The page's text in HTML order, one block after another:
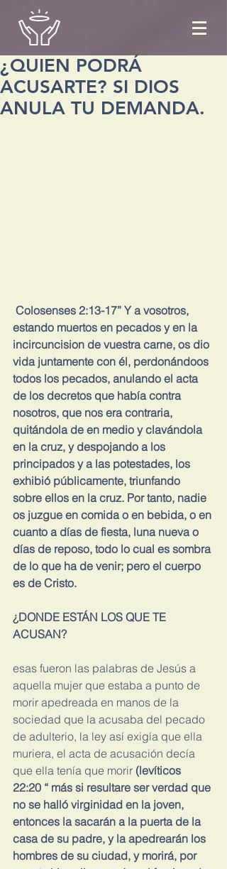
¿QUIEN PODRÁ
ACUSARTE? SI DIOS
ANULA TU DEMANDA.
estando muertos en pecados y en la
incircuncision de vuestra carne, os dio
vida juntamente con él, perdonándoos
todos los pecados, anulando el acta
de los decretos que había contra
nosotros, que nos era contraria,
quitándola de en medio y clavándola
en la cruz, y despojando a los
principados y a las potestades, los
exhibió públicamente, triunfando
sobre ellos en la cruz. Por tanto, nadie
os juzgue en comida o en bebida, o en
cuanto a días de fiesta, luna nueva o
días de reposo, todo lo cual es sombra
de lo que ha de venir; pero el cuerpo
es de Cristo.
¿DONDE ESTÁN LOS QUE TE
ACUSAN?
esas fueron las palabras de Jesús a
aquella mujer que estaba a punto de
morir apedreada en manos de la
sociedad que la acusaba del pecado
de adulterio, la ley así exigía que ella
muriera, el acta de acusación decía
que ella tenía que morir (levíticos
22:20 “ más si resultare ser verdad que
no se halló virginidad en la joven,
entonces la sacarán a la puerta de la
casa de su padre, y la apedrearán los
hombres de su ciudad, y morirá, por